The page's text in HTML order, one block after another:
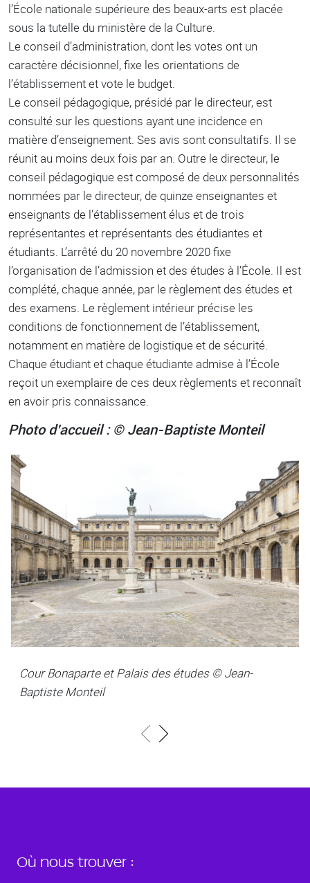
l’École nationale supérieure des beaux-arts est placée
sous la tutelle du ministère de la Culture.
Le conseil d’administration, dont les votes ont un
caractère décisionnel, ﬁxe les orientations de
l’établissement et vote le budget.
Le conseil pédagogique, présidé par le directeur, est
consulté sur les questions ayant une incidence en
matière d’enseignement. Ses avis sont consultatifs. Il se
réunit au moins deux fois par an. Outre le directeur, le
conseil pédagogique est composé de deux personnalités
nommées par le directeur, de quinze enseignantes et
enseignants de l’établissement élus et de trois
représentantes et représentants des étudiantes et
étudiants. L’arrêté du 20 novembre 2020 ﬁxe
l’organisation de l’admission et des études à l’École. Il est
complété, chaque année, par le règlement des études et
des examens. Le règlement intérieur précise les
conditions de fonctionnement de l’établissement,
notamment en matière de logistique et de sécurité.
Chaque étudiant et chaque étudiante admise à l’École
reçoit un exemplaire de ces deux règlements et reconnaît
en avoir pris connaissance.
Photo d’accueil : © Jean-Baptiste Monteil
Cour Bonaparte et Palais des études © Jean-
Baptiste Monteil
Où nous trouver :